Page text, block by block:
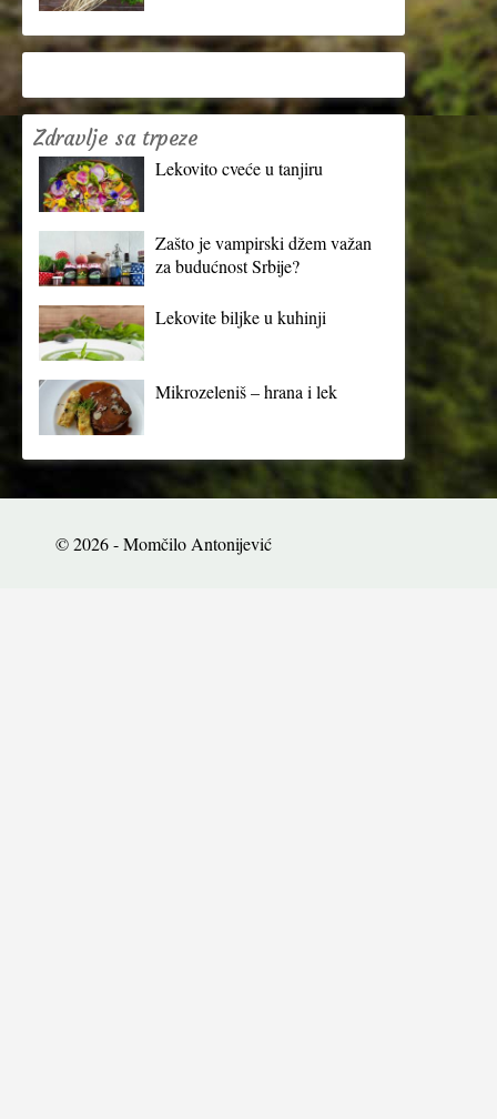
Zdravlje sa trpeze
Lekovito cveće u tanjiru
Zašto je vampirski džem važan
za budućnost Srbije?
Lekovite biljke u kuhinji
Mikrozeleniš – hrana i lek
© 2026 - Momčilo Antonijević